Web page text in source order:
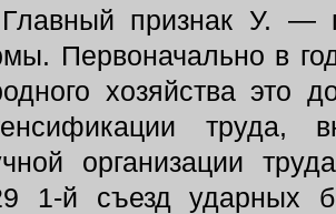
Главный признак У. —
Первоначально в
хозяйства это
труда,
организации
1-й съезд ударных